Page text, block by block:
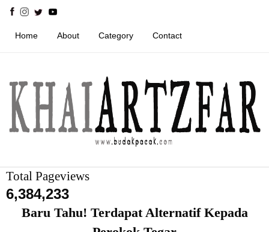
Home About Category Contact
Total Pageviews
6,384,233
Baru Tahu! Terdapat Alternatif Kepada